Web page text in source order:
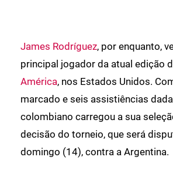
James Rodríguez, por enquanto,
principal jogador da atual edição
América, nos Estados Unidos.
marcado e seis assistiências
colombiano carregou a sua
decisão do torneio, que será
domingo (14), contra a Argentina.